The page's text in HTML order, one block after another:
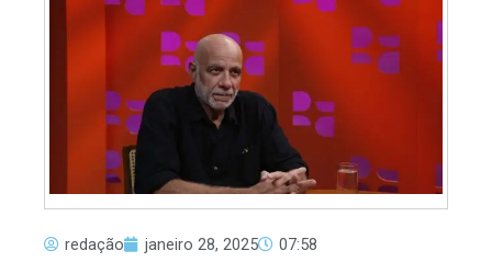
redação janeiro 28, 2025 07:58